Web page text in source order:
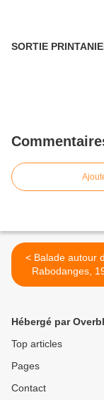
SORTIE
< Balade autour du lac de
Rabodanges,
2015
Hébergé par
Top articles
Pages
Contact